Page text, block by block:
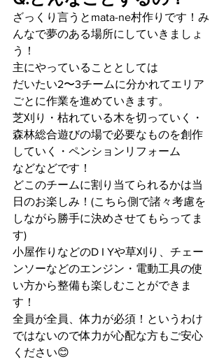
ざっくり言うとmata-ne村作りです！み
んなで夢のある場所にしていきましょ
う！
主にやっていることとしては
だいたい2〜3チームに分かれてエリア
ごとに作業を進めていきます。
芝刈り・枯れている木を切っていく・
森林総合遊びの場で必要なものを創作
していく・ペンションリフォーム
などなどです！
どこのチームに割り当てられるかは当
日のお楽しみ！(こちら側で諸々考慮を
しながら勝手に決めさせてもらってま
す)
小屋作りなどのD I Yや草刈り、チェー
ンソーなどのエンジン・電動工具の使
い方から整備も楽しむことができま
す！
全員が全員、体力が必須！というわけ
ではないので体力が心配な方もご安心
ください😊